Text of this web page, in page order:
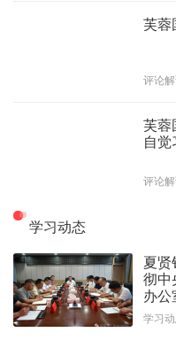
芙蓉
评论
芙蓉
自觉
评论
学习动态
夏贤
彻中
办公
学习